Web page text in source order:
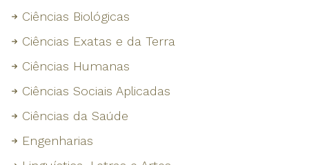
Ciências Biológicas
Ciências Exatas e da Terra
Ciências Humanas
Ciências Sociais Aplicadas
Ciências da Saúde
Engenharias